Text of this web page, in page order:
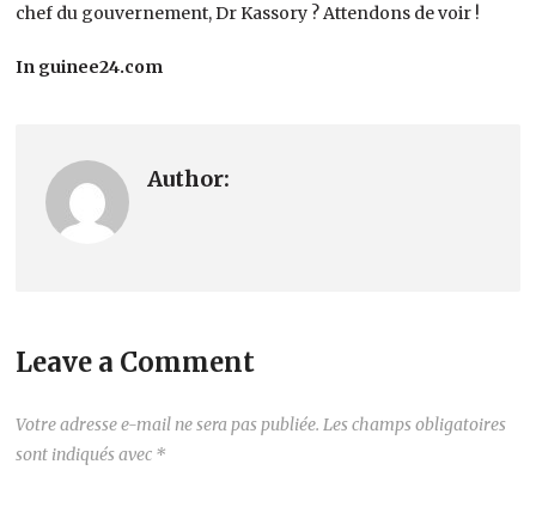
chef du gouvernement, Dr Kassory ? Attendons de voir !
In guinee24.com
Author:
Leave a Comment
Votre adresse e-mail ne sera pas publiée. Les champs obligatoires
sont indiqués avec *